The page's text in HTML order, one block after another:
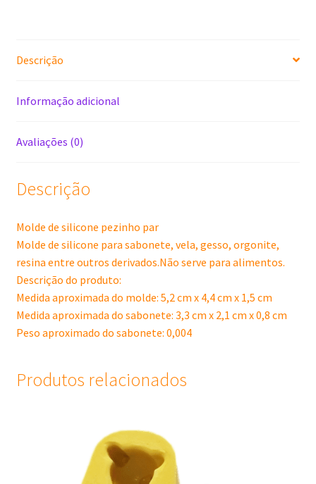
Descrição
Informação adicional
Avaliações (0)
Descrição
Molde de silicone pezinho par
Molde de silicone para sabonete, vela, gesso, orgonite,
resina entre outros derivados.Não serve para alimentos.
Descrição do produto:
Medida aproximada do molde: 5,2 cm x 4,4 cm x 1,5 cm
Medida aproximada do sabonete: 3,3 cm x 2,1 cm x 0,8 cm
Peso aproximado do sabonete: 0,004
Produtos relacionados